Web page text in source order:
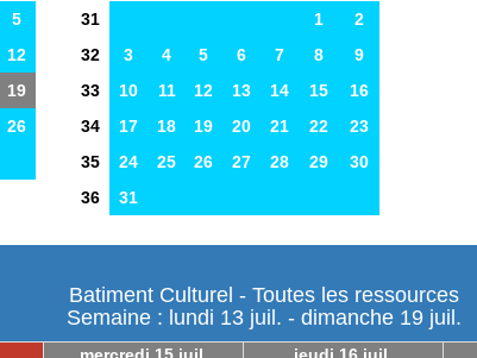
5
12
19
26
31
1
2
32
3 4 5 6 7 8
9
33
10 11 12 13 14 15
16
34
17 18 19 20 21 22
23
35
24 25 26 27 28 29
30
36
31
Batiment Culturel - Toutes les ressources
Semaine : lundi 13 juil. - dimanche 19 juil.